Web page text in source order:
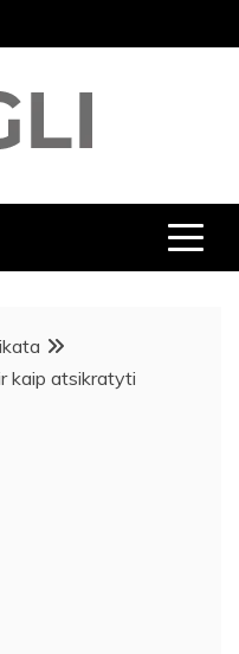
NAUJIENOS, MENAS,
kaip atsikratyti